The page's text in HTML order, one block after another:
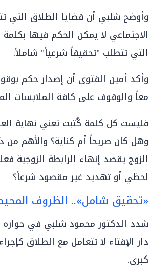
وأوضح شلبي أن قضايا الطلاق التي
الاجتماعي لا يمكن الحكم فيها
التي تتطلب "تحقيقاً شرعياً" شاملاً.
وأكد أمين الفتوى أن إصدار حكم
معاً والوقوف على كافة الملابسات
فليست كل كلمة كُتبت تعني نهاية
وهل كان صريحاً أم كناية؟ والأهم
الزوج يقصد إنهاء الرابطة الزوجية
لحظي أو تهديد غير مقصود شرعاً؟
«تحقيق شامل».. الظروف
شدد الدكتور محمود شلبي في حواره
دار الإفتاء لا تتعامل مع الطلاق
كبرى.